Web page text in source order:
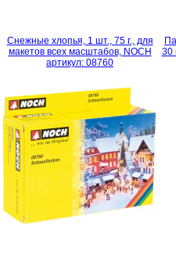
Снежные хлопья, 1 шт., 75 г., для
макетов всех масштабов, NOCH
артикул: 08760
30